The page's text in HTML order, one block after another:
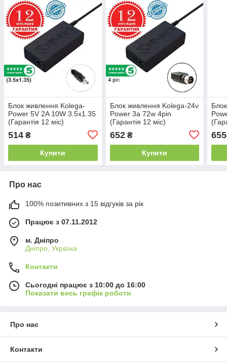
Блок живлення Kolega-
Power 5V 2A 10W 3.5x1.35
(Гарантія 12 міс)
514 ₴
Купити
Блок живлення Kolega-24v
Power 3a 72w 4pin
(Гарантія 12 міс)
652₴
Купити
655
Про нас
100% позитивних з 15 відгуків за рік
Працює з 07.11.2012
м. Дніпро
Дніпро, Україна
Контакти
Сьогодні працює з 10:00 до 16:00
Показати весь графік роботи
Про нас
Контакти